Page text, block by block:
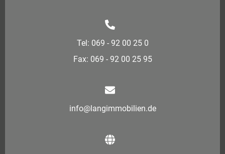
Tel: 069 - 92 00 25 0
Fax: 069 - 92 00 25 95
info@langimmobilien.de